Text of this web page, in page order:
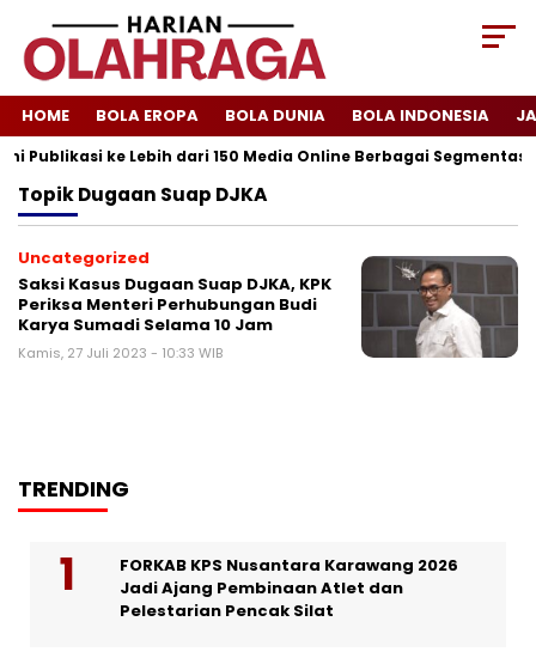
HOME BOLA EROPA BOLA DUNIA BOLA INDONESIA
Publikasi ke Lebih dari 150 Media Online Berbagai Segmentasi
TopikDugaan Suap DJKA
Uncategorized
Saksi Kasus Dugaan Suap DJKA, KPK
Periksa Menteri Perhubungan Budi
Karya Sumadi Selama 10 Jam
Kamis, 27 Juli 2023 - 10:33 WIB
TRENDING
FORKAB KPS Nusantara Karawang 2026
Jadi Ajang Pembinaan Atlet dan
Pelestarian Pencak Silat